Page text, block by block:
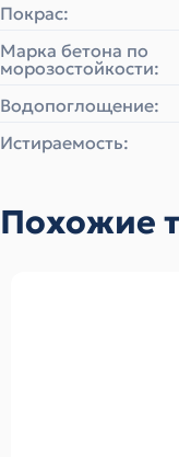
Покрас:
Марка бетона по
морозостойкости:
Водопоглощение:
Истираемость:
Похожие